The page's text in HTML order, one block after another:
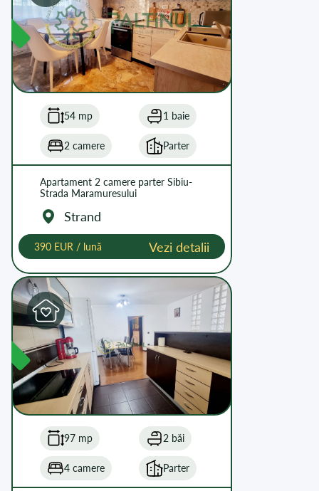
54 mp 1 baie
2 camere Parter
Apartament 2 camere parter Sibiu-
Strada Maramuresului
Strand
390 EUR / lună Vezi detalii
97 mp 2 băi
4 camere Parter